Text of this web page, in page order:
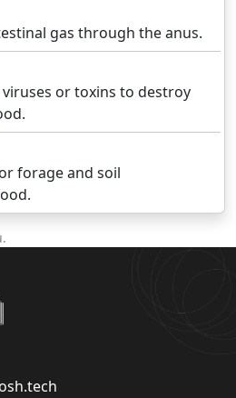
gas through the anus.
or toxins to destroy
forage and soil